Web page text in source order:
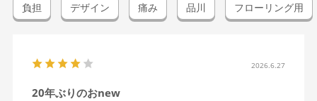
負担 デザイン 痛み 品川 フローリング用
2026.6.27
20年ぶりのおnew